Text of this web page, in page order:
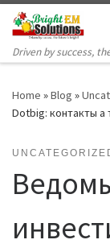
Skip to content
Driven by success,
Home »Blog »
Dotbig: контакты